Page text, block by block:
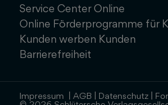
Service Center Online
Online Förderprogramme für
Kunden werben Kunden
Barrierefreiheit
Impressum AGB Datenschutz